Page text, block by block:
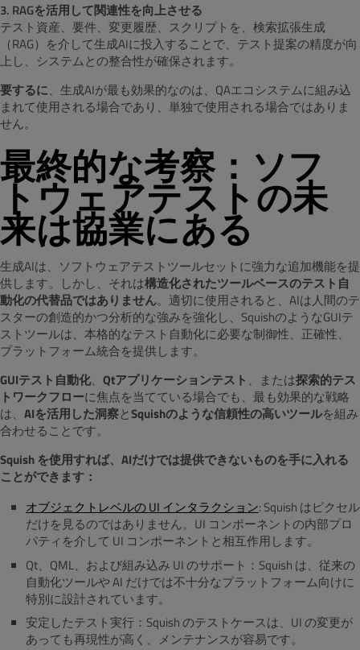
3. RAGを活用して関連性を向上させる
テスト資産、要件、変更履歴、スクリプトを、検索拡張生成
（RAG）を介して生成AIに投入することで、テスト提案の精度が向
上し、システムとの整合性が確保されます。
要するに、生成AIが最も効果的なのは、QAエコシステムに組み込
まれて使用される場合であり、単独で使用される場合ではありま
せん。
最終的な考察：ソフ
トウェアテストの未
来は協業にある
生成AIは、ソフトウェアテストツールセットに強力な追加機能を提
供します。しかし、それは構造化されたツールベースのテスト自
動化の代替品ではありません。適切に使用されると、AIは人間のテ
スターの創造的かつ分析的な強みを強化し、SquishのようなGUIテ
ストツールは、本格的なテスト自動化に必要な制御性、正確性、
プラットフォーム統合を提供します。
GUIテスト自動化、 Qtアプリケーションテスト 、または探索的テス
トワークフローに焦点を当てている場合でも、最も効果的な戦略
は、 AIを活用した洞察とSquishのような信頼性の高いツールを組み
合わせることです。
Squish を使用すれば、AIだけでは提供できないものを手に入れる
ことができます：
オブジェクトレベルの UI インタラクション: Squish はピクセル
だけを見るのではありません。UI コンポーネントの内部プロ
パティを介して UI コンポーネントと相互作用します。
Qt、QML、および組み込み UI のサポート：Squish は、従来の
自動化ツールや AI だけでは不十分なプラットフォーム向けに
特別に設計されています。
安定したテスト実行：Squish のテストケースは、UI の変更が
あっても再現性が高く、メンテナンスが容易です。